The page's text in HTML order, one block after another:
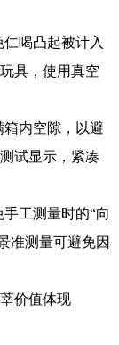
喝凸起被计入
具，使用真空
内空隙，以避
试显示，紧凑
工测量时的“向
准测量可避免因
价值体现